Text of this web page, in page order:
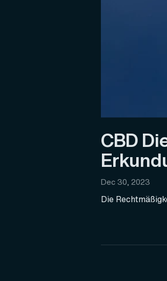
CBD
Dec 30, 2023
Die